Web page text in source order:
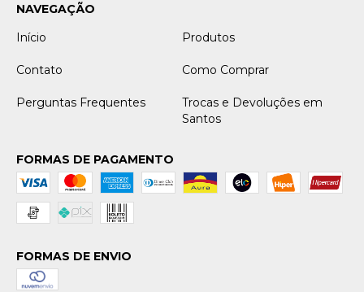
NAVEGAÇÃO
Início
Produtos
Contato Como Comprar
Perguntas Frequentes
Trocas e Devoluções em
Santos
FORMAS DE PAGAMENTO
FORMAS DE ENVIO